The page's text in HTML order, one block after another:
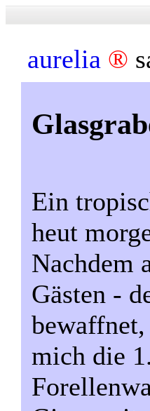
aurelia ®
Ein
heut
Nachdem
Gästen -
mich die